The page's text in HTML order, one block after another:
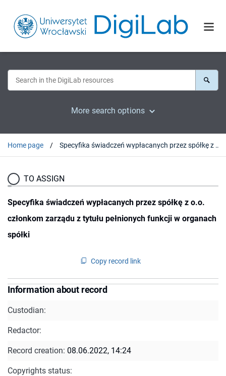
More search options
Home page Specyfika świadczeń wypłacanych przez spółkę z o.o. członkom zarządu z tytułu pełnionych funkcji w organach spółki
TO ASSIGN
Specyfika świadczeń wypłacanych przez spółkę z o.o.
członkom zarządu z tytułu pełnionych funkcji w organach
spółki
Copy record link
Information about record
Custodian:
Redactor:
Record creation: 08.06.2022, 14:24
Copyrights status: